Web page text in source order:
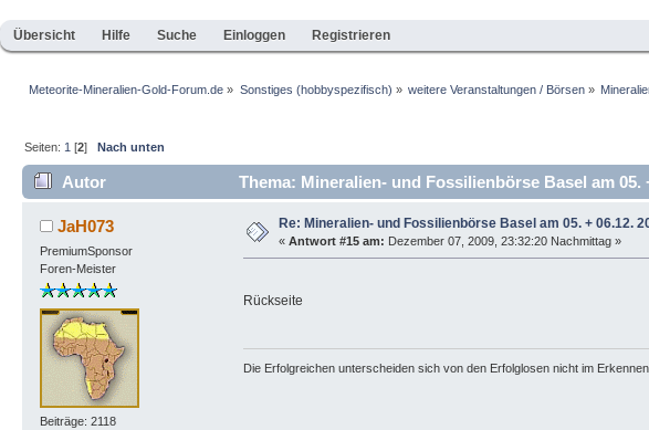
Übersicht Hilfe Suche Einloggen Registrieren
Meteorite-Mineralien-Gold-Forum.de » Sonstiges (hobbyspezifisch) » weitere Veranstaltungen / Börsen»
Seiten: 1 [2]Nach unten
Autor Thema: Mineralien- und Fossilienbörse Basel am 05.
JaH073
PremiumSponsor
Foren-Meister
Beiträge: 2118
Re: Mineralien- und Fossilienbörse Basel am 05. + 06.12.
« Antwort #15 am: Dezember 07, 2009, 23:32:20 Nachmittag »
Rückseite
Die Erfolgreichen unterscheiden sich von den Erfolglosen nicht im